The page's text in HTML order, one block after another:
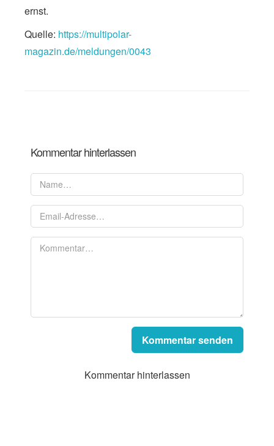
ernst.
Quelle: https://multipolar-
magazin.de/meldungen/0043
Kommentar hinterlassen
Kommentar senden
Kommentar hinterlassen